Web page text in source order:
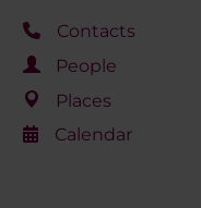
Contacts
People
Places
Calendar